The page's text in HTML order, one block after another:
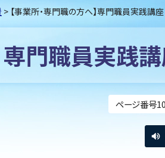
> 【事業所・専門職の方へ】専門職員実践講座
専門職員実践
ページ番号